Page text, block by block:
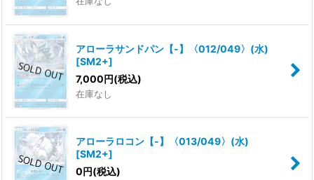
アローラサンドパン【-】〈012/049〉(水)
[SM2+]
7,000円(税込)
在庫なし
アローラロコン【-】〈013/049〉(水)
[SM2+]
0円(税込)